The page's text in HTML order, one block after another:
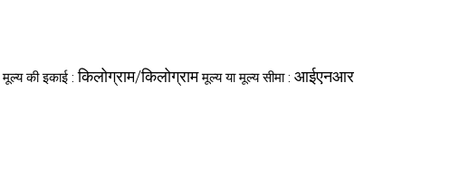
मूल्य की इकाई :किलोग्राम/किलोग्राम मूल्य या मूल्य सीमा : आईएनआर